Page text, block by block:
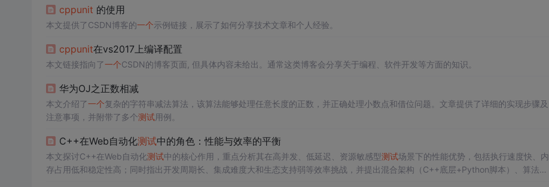
cppunit 的使用
本文提供了CSDN博客的一个示例链接，展示了如何分享技术文章和个人经验。
cppunit在vs2017上编译配置
本文链接指向了一个CSDN的博客页面, 但具体内容未给出。通常这类博客会分享关于编程、软件开发等方面的知识。
华为OJ之正数相减
本文介绍了一个复杂的字符串减法算法，该算法能够处理任意长度的正数，并正确处理小数点和借位问题。文章提供了详细的实现步骤及
注意事项，并附带了多个测试用例。
C++在Web自动化测试中的角色：性能与效率的平衡
本文探讨C++在Web自动化测试中的核心作用，重点分析其在高并发、低延迟、资源敏感型测试场景下的性能优势，包括执行速度快、内
存占用低和稳定性高；同时指出开发周期长、集成难度大和生态支持弱等效率挑战，并提出混合架构（C++底层+Python脚本）、算法优